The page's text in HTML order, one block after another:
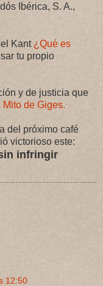
Ibérica, S. A.,
Kant ¿Qué es
tu propio
y de justicia que
Mito de Giges.
del próximo café
victorioso este:
infringir
12:50